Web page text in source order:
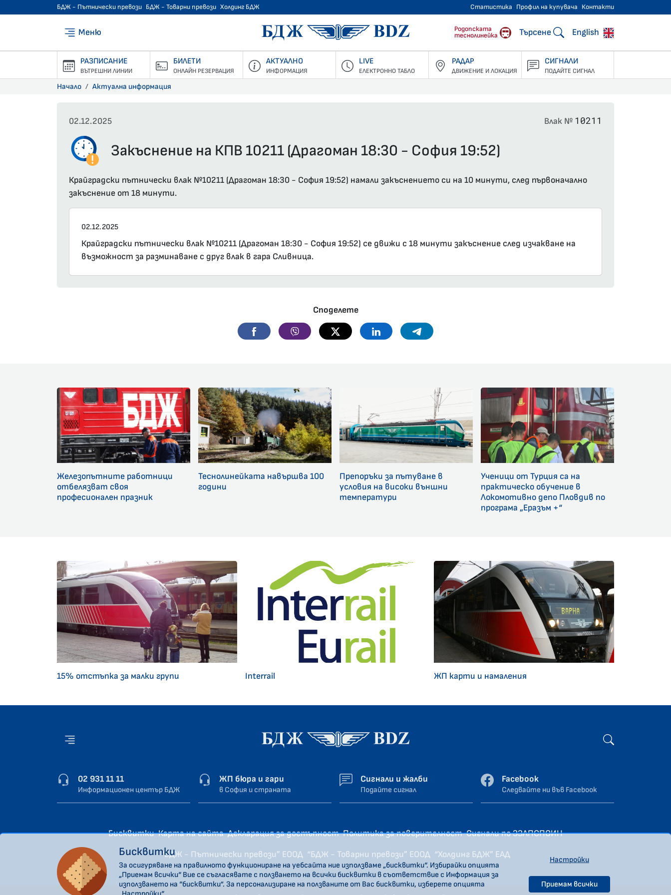
БДЖ - Пътнически превози БДЖ - Товарни превози Холдинг БДЖ Статистика Профил на купувача Контакти
Меню БДЖ - Пътнически превози
Родопската
теснолинейка
Търсене English
РАЗПИСАНИЕ
ВЪТРЕШНИ ЛИНИИ
БИЛЕТИ
ОНЛАЙН РЕЗЕРВАЦИЯ
АКТУАЛНО
ИНФОРМАЦИЯ
LIVE
ЕЛЕКТРОННО ТАБЛО
РАДАР
ДВИЖЕНИЕ И ЛОКАЦИЯ
СИГНАЛИ
ПОДАЙТЕ СИГНАЛ
Начало Актуална информация
02.12.2025 Влак № 10211
Закъснение на КПВ 10211 (Драгоман 18:30 - София 19:52)
Крайградски пътнически влак №10211 (Драгоман 18:30 - София 19:52) намали закъснението си на 10 минути, след първоначално
закъснение от 18 минути.
02.12.2025
Крайградски пътнически влак №10211 (Драгоман 18:30 - София 19:52) се движи с 18 минути закъснение след изчакване на
възможност за разминаване с друг влак в гара Сливница.
Споделете
Facebook Viber Twitter Linkedin Telegram
Железопътните работници
отбелязват своя
професионален празник
Теснолинейката навършва 100
години
Препоръки за пътуване в
условия на високи външни
температури
Ученици от Турция са на
практическо обучение в
Локомотивно депо Пловдив по
програма „Еразъм +“
15% отстъпка за малки групи Interrail ЖП карти и намаления
02 931 11 11
Информационен център БДЖ
ЖП бюра и гари
в София и страната
Сигнали и жалби
Подайте сигнал
Facebook
Следвайте ни във Facebook
Бисквитки Карта на сайта Декларация за достъпност Политика за поверителност Сигнали по ЗЗЛПСПОИН
“БДЖ - Пътнически превози” ЕООД “БДЖ - Товарни превози” ЕООД “Холдинг БДЖ” ЕАД
Бисквитки
За осигуряване на правилното функциониране на уебсайта ние използваме „бисквитки“. Избирайки опцията
„Приемам всички“ Вие се съгласявате с ползването на всички бисквитки в съответствие с Информация за
използването на “бисквитки”. За персонализиране на ползваните от Вас бисквитки, изберете опцията
Настройки
Приемам всички